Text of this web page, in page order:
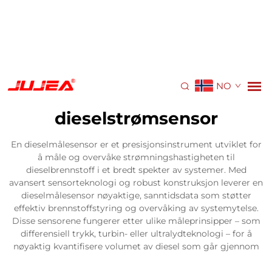
NO
dieselstrømsensor
En dieselmålesensor er et presisjonsinstrument utviklet for
å måle og overvåke strømningshastigheten til
dieselbrennstoff i et bredt spekter av systemer. Med
avansert sensorteknologi og robust konstruksjon leverer en
dieselmålesensor nøyaktige, sanntidsdata som støtter
effektiv brennstoffstyring og overvåking av systemytelse.
Disse sensorene fungerer etter ulike måleprinsipper – som
differensiell trykk, turbin- eller ultralydteknologi – for å
nøyaktig kvantifisere volumet av diesel som går gjennom